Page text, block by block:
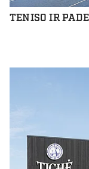
TENISO IR